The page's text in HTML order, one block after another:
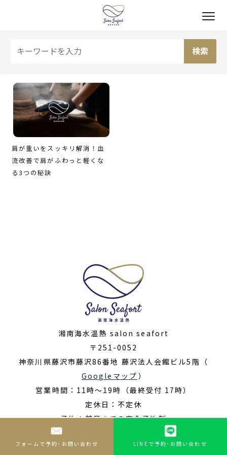
肩が重いをスッキリ解消！血
流改善で肩がふわっと軽くな
る3つの秘訣
湘南海水温熱 salon seafort
〒251-0052
神奈川県藤沢市藤沢86番地 藤沢法人会館ビル5階（
Googleマップ ）
営業時間：11時〜19時（最終受付 17時）
定休日：不定休
予約：前日までの完全予約制
© 2022- salon seafort ALL RIGHTS RESERVED
フォームで予約･お問い合わせ LINEで予約･お問い合わせ